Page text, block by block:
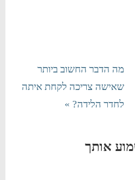
מה הדבר החשוב ביותר
שאישה צריכה לקחת איתה
לחדר הלידה? »
אותך